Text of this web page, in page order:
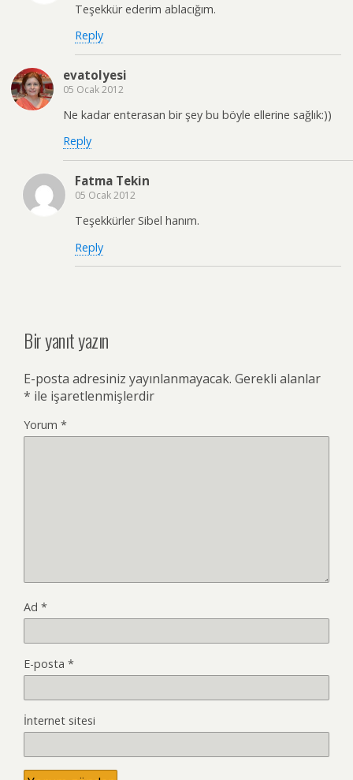
Teşekkür ederim ablacığım.
Reply
evatolyesi
05 Ocak 2012
Ne kadar enterasan bir şey bu böyle ellerine sağlık:))
Reply
Fatma Tekin
05 Ocak 2012
Teşekkürler Sibel hanım.
Reply
Bir yanıt yazın
E-posta adresiniz yayınlanmayacak. Gerekli alanlar
* ile işaretlenmişlerdir
Yorum *
Ad *
E-posta *
İnternet sitesi